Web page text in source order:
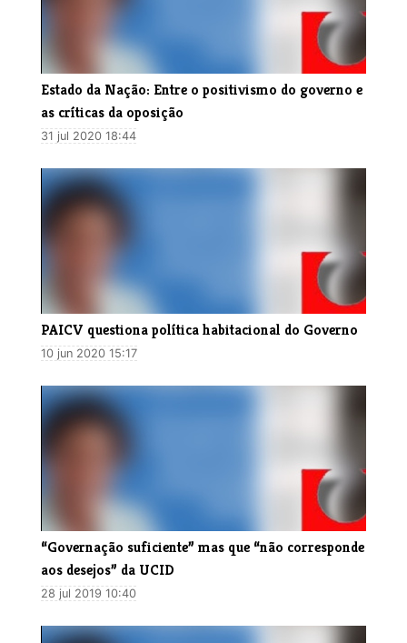
Estado da Nação: Entre o positivismo do governo e
as críticas da oposição
31 jul 2020 18:44
PAICV questiona política habitacional do Governo
10 jun 2020 15:17
“Governação suficiente” mas que “não corresponde
aos desejos” da UCID
28 jul 2019 10:40